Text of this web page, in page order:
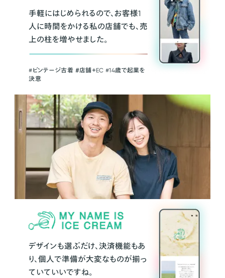
手軽にはじめられるので、お客様1
人に時間をかける私の店舗でも、売
上の柱を増やせました。
#ビンテージ古着 ＃店舗＋EC #14歳で起業を
決意
デザインも選ぶだけ、決済機能もあ
り、個人で準備が大変なものが揃っ
ていていいですね。